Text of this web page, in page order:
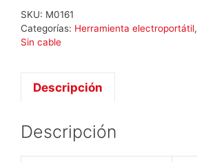
cantidad
SKU: M0161
Categorías: Herramienta electroportátil,
Sin cable
Descripción
Descripción